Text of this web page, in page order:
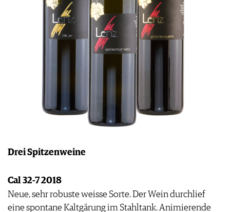
Drei Spitzenweine
Cal 32-7 2018
Neue, sehr robuste weisse Sorte. Der Wein durchlief
eine spontane Kaltgärung im Stahltank. Animierende